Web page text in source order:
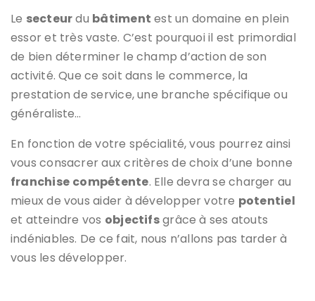
Le secteurdu bâtiment est un domaine en plein
essor et très vaste. C’est pourquoi il est primordial
de bien déterminer le champ d’action de son
activité. Que ce soit dans le commerce, la
prestation de service, une branche spécifique ou
généraliste…
En fonction de votre spécialité, vous pourrez ainsi
vous consacrer aux critères de choix d’une bonne
franchise compétente. Elle devra se charger au
mieux de vous aider à développer votre potentiel
et atteindre vos objectifsgrâce à ses atouts
indéniables. De ce fait, nous n’allons pas tarder à
vous les développer.